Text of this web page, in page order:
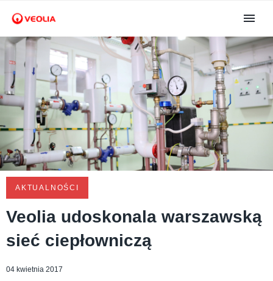
AKTUALNOŚCI
Veolia udoskonala warszawską
sieć ciepłowniczą
04 kwietnia 2017